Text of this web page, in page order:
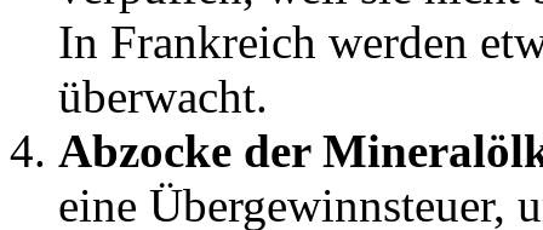
In Frankreich werden
überwacht.
Abzocke der
eine Übergewinnsteuer,